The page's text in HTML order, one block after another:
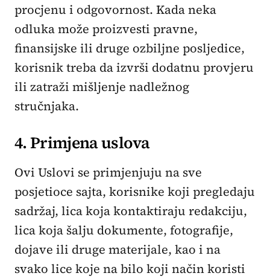
procjenu i odgovornost. Kada neka
odluka može proizvesti pravne,
finansijske ili druge ozbiljne posljedice,
korisnik treba da izvrši dodatnu provjeru
ili zatraži mišljenje nadležnog
stručnjaka.
4. Primjena uslova
Ovi Uslovi se primjenjuju na sve
posjetioce sajta, korisnike koji pregledaju
sadržaj, lica koja kontaktiraju redakciju,
lica koja šalju dokumente, fotografije,
dojave ili druge materijale, kao i na
svako lice koje na bilo koji način koristi